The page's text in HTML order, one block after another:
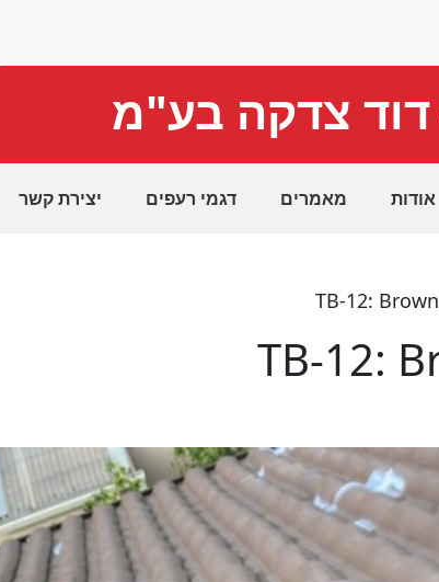
דוד צדקה בע"מ
אודות מאמרים דגמי רעפים יצירת קשר
TB-12: Brown
TB-12: